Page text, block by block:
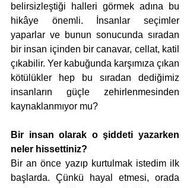
belirsizleştiği halleri görmek adına bu
hikâye önemli. İnsanlar seçimler
yaparlar ve bunun sonucunda sıradan
bir insan içinden bir canavar, cellat, katil
çıkabilir. Yer kabuğunda karşımıza çıkan
kötülükler hep bu sıradan dediğimiz
insanların güçle zehirlenmesinden
kaynaklanmıyor mu?
Bir insan olarak o şiddeti yazarken
neler hissettiniz?
Bir an önce yazıp kurtulmak istedim ilk
başlarda. Çünkü hayal etmesi, orada